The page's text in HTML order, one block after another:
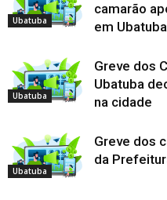
Ubatuba
camarão
em Ubatuba
Ubatuba
Greve dos
Ubatuba
na cidade
Ubatuba
Greve dos
da